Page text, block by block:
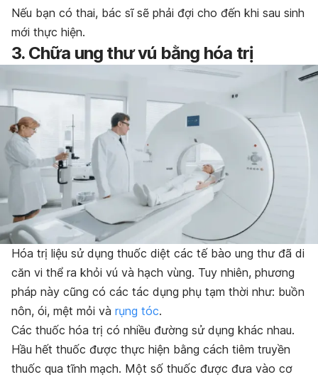
Nếu bạn có thai, bác sĩ sẽ phải đợi cho đến khi sau sinh
mới thực hiện.
3. Chữa ung thư vú bằng hóa trị
Hóa trị liệu sử dụng thuốc diệt các tế bào ung thư đã di
căn vi thể ra khỏi vú và hạch vùng. Tuy nhiên, phương
pháp này cũng có các tác dụng phụ tạm thời như: buồn
nôn, ói, mệt mỏi và rụng tóc.
Các thuốc hóa trị có nhiều đường sử dụng khác nhau.
Hầu hết thuốc được thực hiện bằng cách tiêm truyền
thuốc qua tĩnh mạch. Một số thuốc được đưa vào cơ